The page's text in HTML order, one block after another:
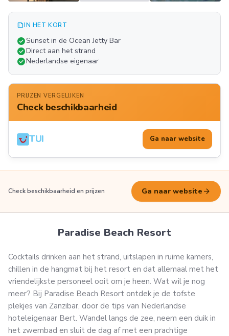
summarizeIN HET KORT
check_circleSunset in de Ocean Jetty Bar
check_circleDirect aan het strand
check_circleNederlandse eigenaar
PRIJZEN VERGELIJKEN
Check beschikbaarheid
TUI Ga naar website
Check beschikbaarheid en prijzen Ga naar website arrow_forward
Paradise Beach Resort
Cocktails drinken aan het strand, uitslapen in ruime kamers,
chillen in de hangmat bij het resort en dat allemaal met het
vriendelijkste personeel ooit om je heen. Wat wil je nog
meer? Bij Paradise Beach Resort ontdek je de tofste
plekjes van Zanzibar, door de tips van Nederlandse
hoteleigenaar Bert. Wandel langs de zee, neem een duik in
het zwembad en sluit de dag af met een prachtige